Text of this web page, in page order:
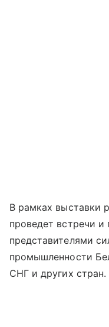
В рамках выставки
проведет встречи и
представителями
промышленности
СНГ и других стран.